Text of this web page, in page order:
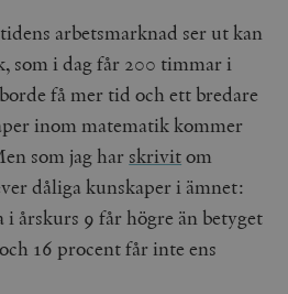
arbetsmarknad ser ut kan
som i dag får 200 timmar i
få mer tid och ett bredare
inom matematik kommer
som jag har skrivitom
dåliga kunskaper i ämnet:
i årskurs 9 får högre än betyget
16 procent får inte ens